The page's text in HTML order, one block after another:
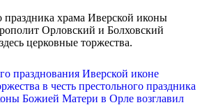
праздника храма Иверской иконы
Орловский и Болховский
здесь церковные торжества.